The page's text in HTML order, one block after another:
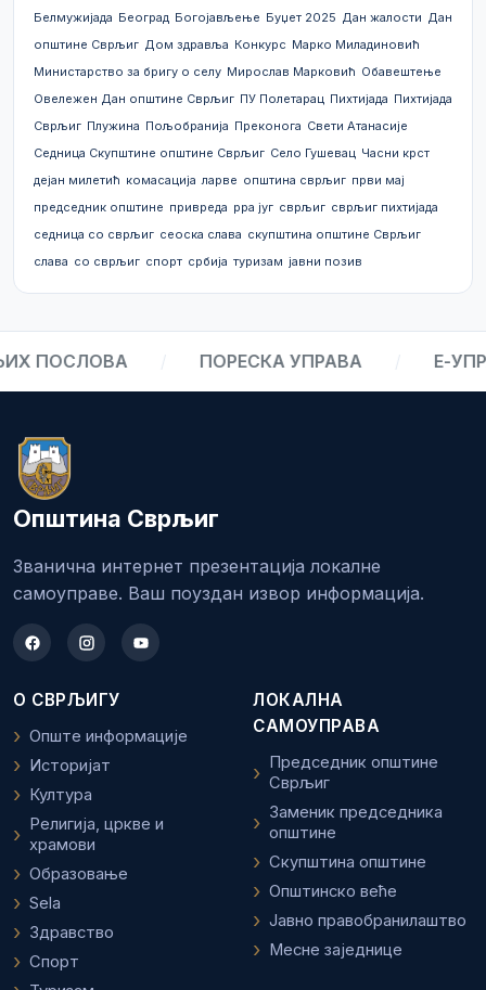
Белмужијада Београд Богојављење Буџет 2025 Дан жалости Дан
општине Сврљиг Дом здравља Конкурс Марко Миладиновић
Министарство за бригу о селу Мирослав Марковић Обавештење
Овележен Дан општине Сврљиг ПУ Полетарац Пихтијада Пихтијада
Сврљиг Плужина Пољобранија Преконога Свети Атанасије
Седница Скупштине општине Сврљиг Село Гушевац Часни крст
дејан милетић комасација ларве општина сврљиг први мај
председник општине привреда рра југ сврљиг сврљиг пихтијада
седница со сврљиг сеоска слава скупштина општине Сврљиг
слава со сврљиг спорт србија туризам јавни позив
ПОСЛОВА ПОРЕСКА УПРАВА Е-
Општина Сврљиг
Званична интернет презентација локалне
самоуправе. Ваш поуздан извор информација.
О СВРЉИГУ
Опште информације
Историјат
Култура
Религија, цркве и
храмови
Образовање
Sela
Здравство
Спорт
ЛОКАЛНА
САМОУПРАВА
Председник општине
Сврљиг
Заменик председника
општине
Скупштина општине
Општинско веће
Јавно правобранилаштво
Месне заједнице